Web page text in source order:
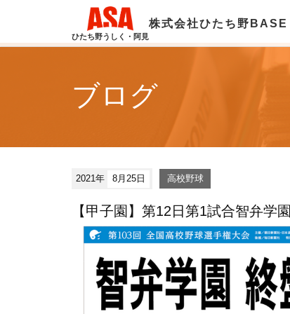
ひたち野うしく・阿見
株式会社ひたち野BASE
ブログ
2021年 8月25日 高校野球
【甲子園】第12日第1試合智弁学園